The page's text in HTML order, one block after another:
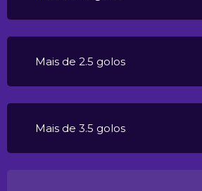
Mais de 2.5 golos
Mais de 3.5 golos